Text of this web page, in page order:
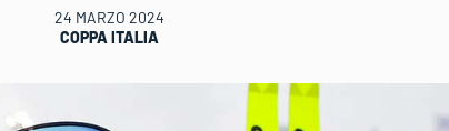
24 MARZO 2024
COPPA ITALIA